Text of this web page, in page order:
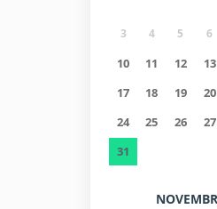
3
4 5 6
10
11 12 13
17
18 19 20
24
25 26 27
31